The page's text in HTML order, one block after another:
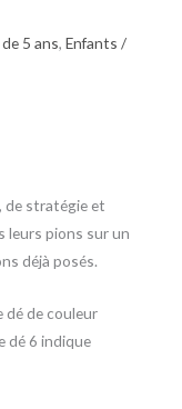
5 ans,Enfants /
de stratégie et
leurs pions sur un
déjà posés.
dé de couleur
dé 6 indique